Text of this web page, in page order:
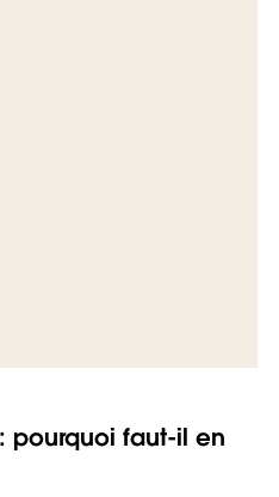
pourquoi faut-il en